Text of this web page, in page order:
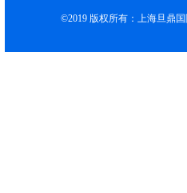
©2019 版权所有：上海旦鼎